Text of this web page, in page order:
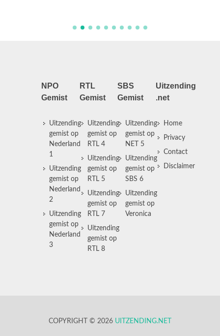
NPO
Gemist
Uitzending
gemist op
Nederland
1
Uitzending
gemist op
Nederland
2
Uitzending
gemist op
Nederland
3
RTL
Gemist
Uitzending
gemist op
RTL 4
Uitzending
gemist op
RTL 5
Uitzending
gemist op
RTL 7
Uitzending
gemist op
RTL 8
SBS
Gemist
Uitzending
gemist op
NET 5
Uitzending
gemist op
SBS 6
Uitzending
gemist op
Veronica
Uitzending
.net
Home
Privacy
Contact
Disclaimer
COPYRIGHT © 2026 UITZENDING.NET